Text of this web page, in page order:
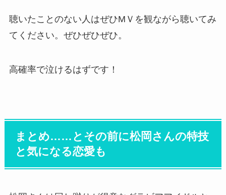
聴いたことのない人はぜひMＶを観ながら聴いてみ
てください。ぜひぜひぜひ。
高確率で泣けるはずです！
まとめ……とその前に松岡さんの特技
と気になる恋愛も